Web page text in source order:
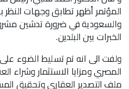
المؤتمر أظهر تطابق وجهات
والسعودية في ضرورة تدشين
الخبرات بين البلدين.
ولفت الى انه تم تسليط الضوء
المصري ومزايا الاستثمار وشراء